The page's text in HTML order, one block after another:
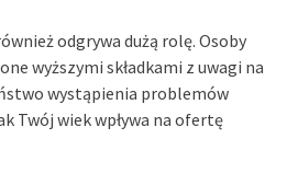
odgrywa dużą rolę. Osoby
wyższymi składkami z uwagi na
wystąpienia problemów
Twój wiek wpływa na ofertę